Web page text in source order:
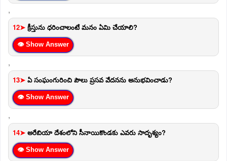
,
12➤ క్రీస్తును ధరించాలంటే మనం ఏమి చేయాలి?
👁 Show Answer
,
13➤ ఏ సంఘంగురించి పౌలు ప్రసవ వేదనను అనుభవించాడు?
👁 Show Answer
,
14➤ అరేబియా దేశంలోని సీనాయికొండకు ఎవరు సాదృశ్యం?
👁 Show Answer